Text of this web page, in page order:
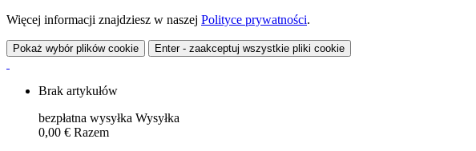
Więcej informacji znajdziesz w naszej Polityce prywatności.
Pokaż wybór plików cookie Enter - zaakceptuj wszystkie pliki cookie
Brak artykułów
bezpłatna wysyłka Wysyłka
0,00 € Razem